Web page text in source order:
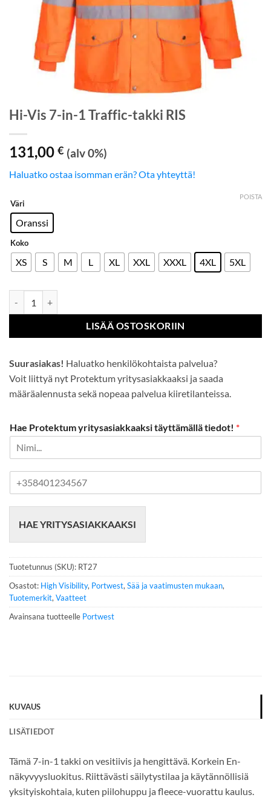
Hi-Vis 7-in-1 Traffic-takki RIS
131,00 € (alv 0%)
Haluatko ostaa isomman erän? Ota yhteyttä!
Väri
Oranssi
Koko
XS S M L XL XXL XXXL 4XL 5XL
POISTA
LISÄÄ OSTOSKORIIN
Suurasiakas! Haluatko henkilökohtaista palvelua?
Voit liittyä nyt Protektum yritysasiakkaaksi ja saada
määräalennusta sekä nopeaa palvelua kiiretilanteissa.
Hae Protektum yritysasiakkaaksi täyttämällä tiedot! *
n
u
m
e
r
o
HAE YRITYSASIAKKAAKSI
Tuotetunnus (SKU): RT27
Osastot: High Visibility, Portwest, Sää ja vaatimusten mukaan,
Tuotemerkit, Vaatteet
Avainsana tuotteelle Portwest
KUVAUS
LISÄTIEDOT
Tämä 7-in-1 takki on vesitiivis ja hengittävä. Korkein En-
näkyvyysluokitus. Riittävästi säilytystilaa ja käytännöllisiä
yksityiskohtaia, kuten piilohuppu ja fleece-vuorattu kaulus.